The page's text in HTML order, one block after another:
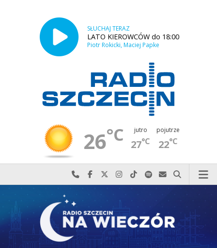
SŁUCHAJ TERAZ
LATO KIEROWCÓW do 18:00
Piotr Rokicki, Maciej Papke
26°C jutro
27°C
pojutrze
22°C
Najlepiej po prostu do nas zadzwoń
Odwiedź nas na Facebook-u
Odwiedź nas na X
Odwiedź nas na Instagram-ie
Odwiedź nas na TikTok-u
Szukaj nas na Spotify
Wyślij do nas
Szukaj